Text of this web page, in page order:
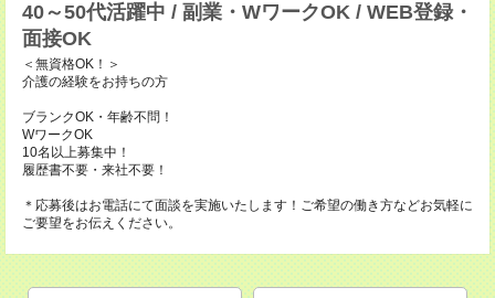
40～50代活躍中 / 副業・WワークOK / WEB登録・
面接OK
＜無資格OK！＞
介護の経験をお持ちの方
ブランクOK・年齢不問！
WワークOK
10名以上募集中！
履歴書不要・来社不要！
＊応募後はお電話にて面談を実施いたします！ご希望の働き方などお気軽に
ご要望をお伝えください。